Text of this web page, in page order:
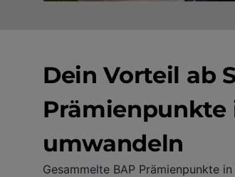
Dein Vorteil ab
Prämienpunkte
umwandeln
Gesammelte BAP Prämienpunkte